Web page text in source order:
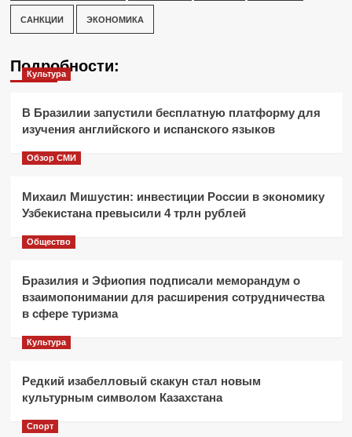
САНКЦИИ ЭКОНОМИКА
Подробности:
Культура
В Бразилии запустили бесплатную платформу для
изучения английского и испанского языков
Обзор СМИ
Михаил Мишустин: инвестиции России в экономику
Узбекистана превысили 4 трлн рублей
Общество
Бразилия и Эфиопия подписали меморандум о
взаимопонимании для расширения сотрудничества
в сфере туризма
Культура
Редкий изабелловый скакун стал новым
культурным символом Казахстана
Спорт